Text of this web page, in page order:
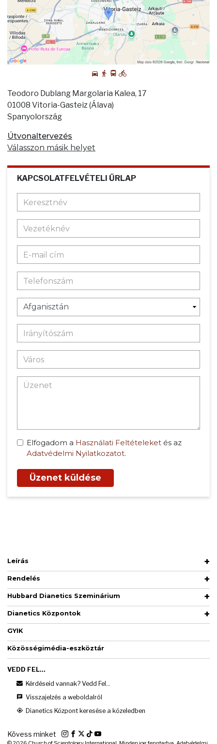
Teodoro Dublang Margolaria Kalea, 17
01008 Vitoria-Gasteiz (Álava)
Spanyolország
Útvonaltervezés
Válasszon másik helyet
KAPCSOLATFELVÉTELI ŰRLAP
Elfogadom a Használati Feltételeket és az
Adatvédelmi Nyilatkozatot.
Üzenet küldése
Leírás
Rendelés
Hubbard Dianetics Szeminárium
Dianetics Központok
GYIK
Közösségimédia-eszköztár
VEDD FEL...
Kérdéseid vannak? Vedd Fel...
Visszajelzés a weboldalról
Dianetics Központ keresése a közeledben
Kövess minket